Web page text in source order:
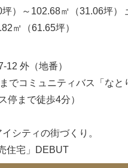
）～102.68㎡（31.06坪）
㎡（61.65坪）
12 外（地番）
でコミュニティバス「なと
停まで徒歩4分）
シティの街づくり。
住宅」DEBUT